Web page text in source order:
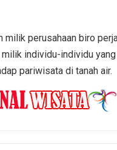
milik perusahaan biro
milik individu-individu
pariwisata di tanah air.